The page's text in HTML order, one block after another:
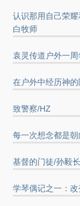
认识那用自己荣
白牧师
袁灵传道户外一
在户外中经历神
致警察/HZ
每一次想念都是
基督的门徒/孙毅
学琴偶记之一：